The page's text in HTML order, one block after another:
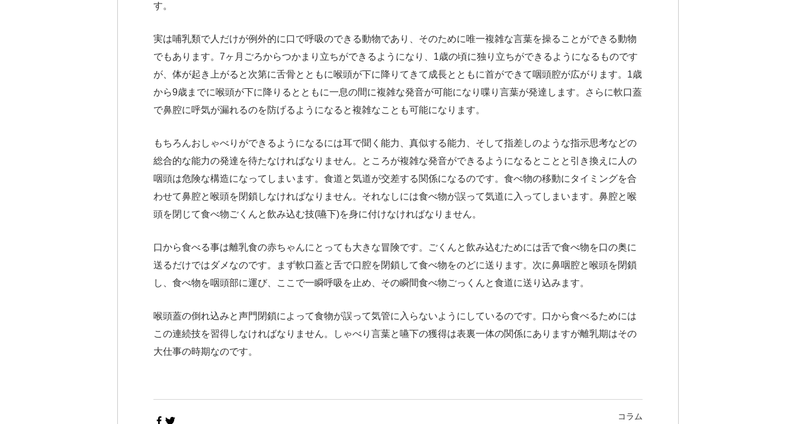
す。
実は哺乳類で人だけが例外的に口で呼吸のできる動物であり、そのために唯一複雑な言葉を操ることができる動物
でもあります。7ヶ月ごろからつかまり立ちができるようになり、1歳の頃に独り立ちができるようになるものです
が、体が起き上がると次第に舌骨とともに喉頭が下に降りてきて成長とともに首ができて咽頭腔が広がります。1歳
から9歳までに喉頭が下に降りるとともに一息の間に複雑な発音が可能になり喋り言葉が発達します。さらに軟口蓋
で鼻腔に呼気が漏れるのを防げるようになると複雑なことも可能になります。
もちろんおしゃべりができるようになるには耳で聞く能力、真似する能力、そして指差しのような指示思考などの
総合的な能力の発達を待たなければなりません。ところが複雑な発音ができるようになるとことと引き換えに人の
咽頭は危険な構造になってしまいます。食道と気道が交差する関係になるのです。食べ物の移動にタイミングを合
わせて鼻腔と喉頭を閉鎖しなければなりません。それなしには食べ物が誤って気道に入ってしまいます。鼻腔と喉
頭を閉じて食べ物ごくんと飲み込む技(嚥下)を身に付けなければなりません。
口から食べる事は離乳食の赤ちゃんにとっても大きな冒険です。ごくんと飲み込むためには舌で食べ物を口の奥に
送るだけではダメなのです。まず軟口蓋と舌で口腔を閉鎖して食べ物をのどに送ります。次に鼻咽腔と喉頭を閉鎖
し、食べ物を咽頭部に運び、ここで一瞬呼吸を止め、その瞬間食べ物ごっくんと食道に送り込みます。
喉頭蓋の倒れ込みと声門閉鎖によって食物が誤って気管に入らないようにしているのです。口から食べるためには
この連続技を習得しなければなりません。しゃべり言葉と嚥下の獲得は表裏一体の関係にありますが離乳期はその
大仕事の時期なのです。
コラム